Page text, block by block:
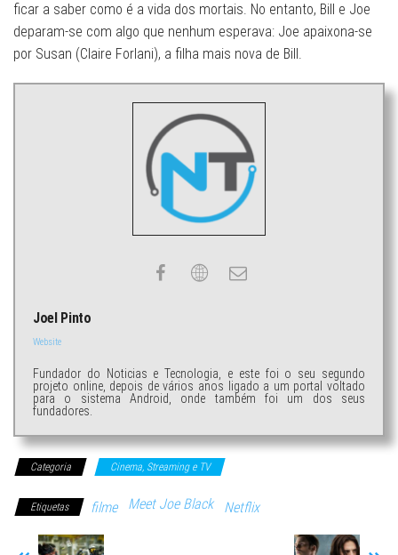
ficar a saber como é a vida dos mortais. No entanto, Bill e Joe
deparam-se com algo que nenhum esperava: Joe apaixona-se
por Susan (Claire Forlani), a filha mais nova de Bill.
Joel Pinto
Website
Fundador do Noticias e Tecnologia, e este foi o seu segundo
projeto online, depois de vários anos ligado a um portal voltado
para o sistema Android, onde também foi um dos seus
fundadores.
Categoria Cinema, Streaming e TV
Etiquetas filme Meet Joe Black Netflix